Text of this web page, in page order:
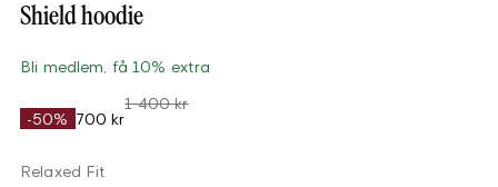
Shield hoodie
Bli medlem, få 10% extra
-50% 700 kr
1 400 kr
Relaxed Fit